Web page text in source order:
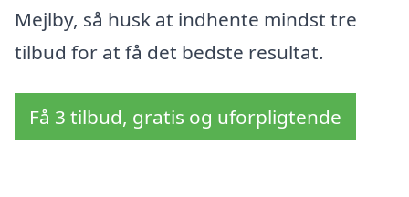
Mejlby, så husk at indhente mindst tre
tilbud for at få det bedste resultat.
Få 3 tilbud, gratis og uforpligtende